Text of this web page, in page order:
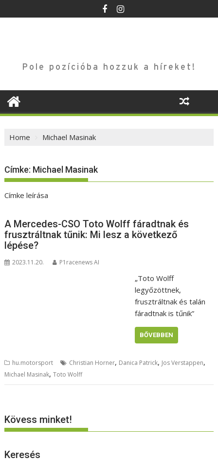
to
Pole pozícióba hozzuk a híreket!
Home Michael Masinak
Címke: Michael Masinak
Címke leírása
A Mercedes-CSO Toto Wolff fáradtnak és
frusztráltnak tűnik: Mi lesz a következő
lépése?
2023.11.20. P1racenews AI
„Toto Wolff
legyőzöttnek,
frusztráltnak és talán
fáradtnak is tűnik”
BŐVEBBEN
hu.motorsport Christian Horner, Danica Patrick, Jos Verstappen,
Michael Masinak,Toto Wolff
Kövess minket!
Keresés